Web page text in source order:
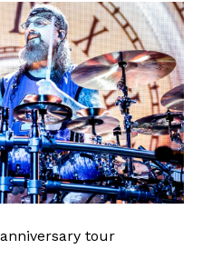
tour